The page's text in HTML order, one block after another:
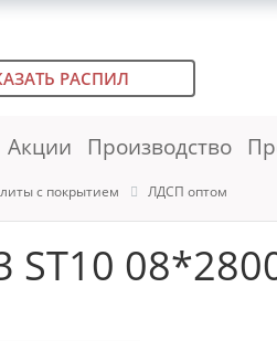
РАСПИЛ
Акции Производство
с покрытием ЛДСП оптом